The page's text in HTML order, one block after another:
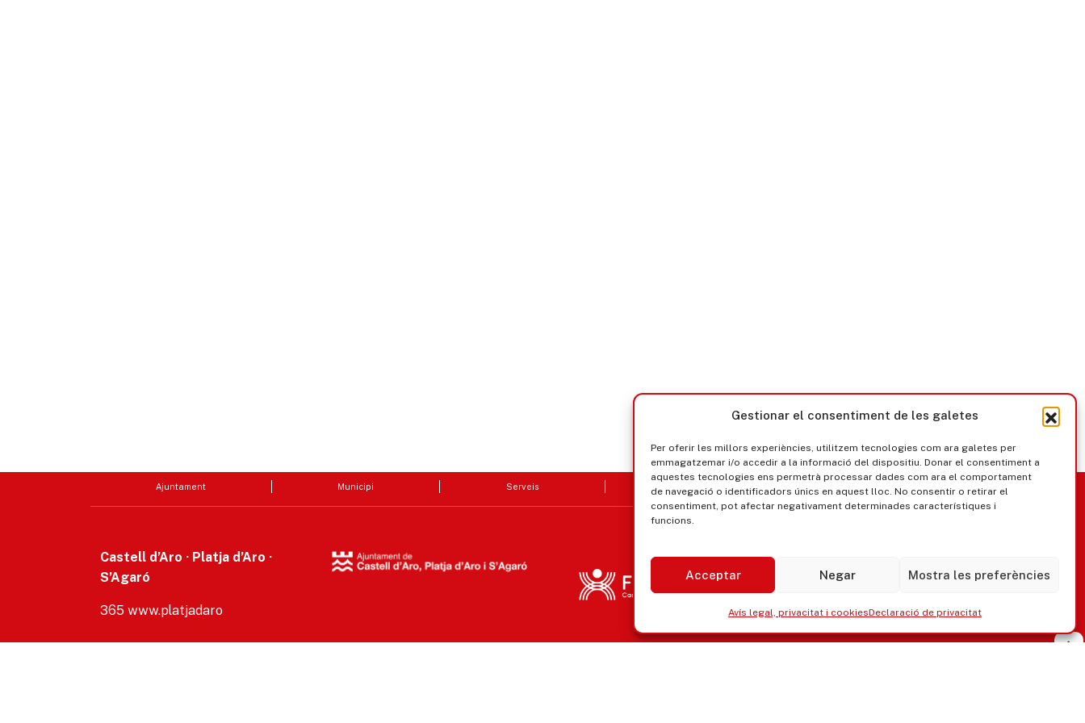
Gestionar el consentiment de les galetes
Per oferir les millors experiències, utilitzem tecnologies com ara galetes per
emmagatzemar i/o accedir a la informació del dispositiu. Donar el consentiment a
aquestes tecnologies ens permetrà processar dades com ara el comportament
de navegació o identificadors únics en aquest lloc. No consentir o retirar el
consentiment, pot afectar negativament determinades característiques i
funcions.
Acceptar Negar Mostra les preferències
Avís legal, privacitat i cookiesDeclaració de privacitat
Ajuntament Municipi Serveis Seu electrònica Govern obert
Castell d’Aro · Platja d’Aro ·
S’Agaró
365 www.platjadaro